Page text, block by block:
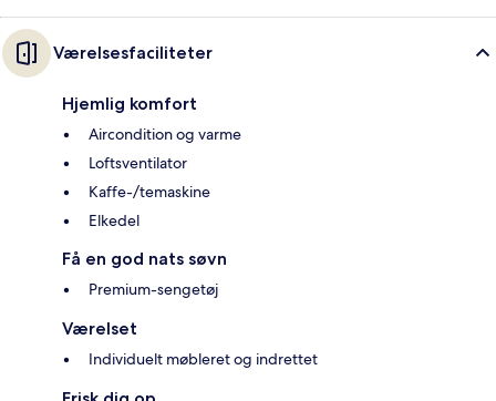
Værelsesfaciliteter
Hjemlig komfort
Aircondition og varme
Loftsventilator
Kaffe-/temaskine
Elkedel
Få en god nats søvn
Premium-sengetøj
Værelset
Individuelt møbleret og indrettet